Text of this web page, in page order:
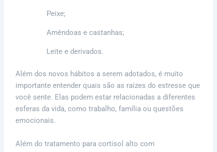
Peixe;
Amêndoas e castanhas;
Leite e derivados.
Além dos novos hábitos a serem adotados, é muito
importante entender quais são as raízes do estresse que
você sente. Elas podem estar relacionadas a diferentes
esferas da vida, como trabalho, família ou questões
emocionais.
Além do tratamento para cortisol alto com